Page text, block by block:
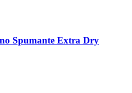
Spumante Extra Dry